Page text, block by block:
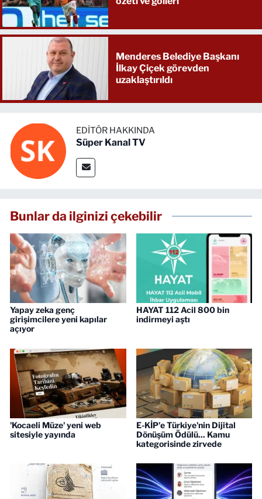
Menderes Belediye Başkanı
İlkay Çiçek görevden
uzaklaştırıldı
EDITÖR HAKKINDA
Süper Kanal TV
Bunlar da ilginizi çekebilir
Yapay zeka genç
girişimcilere yeni kapılar
açıyor
HAYAT 112 Acil 800 bin
indirmeyi aştı
'Kocaeli Müze' yeni web
sitesiyle yayında
E-KİP'e Türkiye'nin Dijital
Dönüşüm Ödülü... Kamu
kategorisinde zirvede